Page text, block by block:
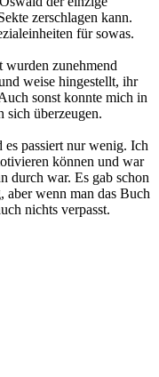
zerschlagen kann.
für sowas.
zunehmend
weise hingestellt, ihr
sonst konnte mich in
sich überzeugen.
passiert nur wenig. Ich
können und war
durch war. Es gab schon
aber wenn man das Buch
nichts verpasst.